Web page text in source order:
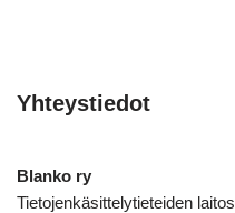
Yhteystiedot
Blanko ry
Tietojenkäsittelytieteiden laitos